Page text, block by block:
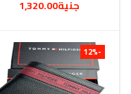
جنية1,320.00
-12%